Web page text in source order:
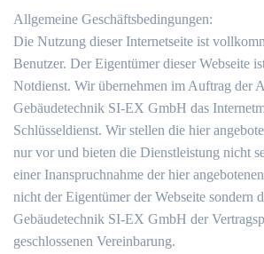
Allgemeine Geschäftsbedingungen:
Die Nutzung dieser Internetseite ist
Benutzer. Der Eigentümer dieser Webseite
Notdienst. Wir übernehmen im Auftrag der
Gebäudetechnik SI-EX GmbH das
Schlüsseldienst. Wir stellen die hier
nur vor und bieten die Dienstleistung nicht
einer Inanspruchnahme der hier
nicht der Eigentümer der Webseite sondern
Gebäudetechnik SI-EX GmbH der
geschlossenen Vereinbarung.